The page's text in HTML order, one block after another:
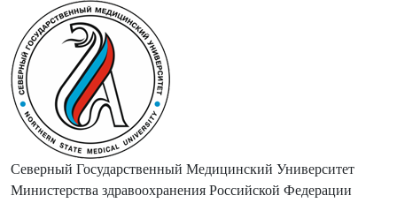
Северный Государственный Медицинский Университет
Министерства здравоохранения Российской Федерации